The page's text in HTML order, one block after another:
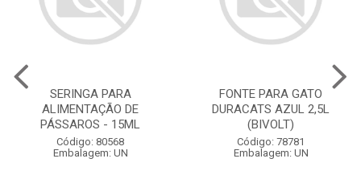
SERINGA PARA
ALIMENTAÇÃO DE
PÁSSAROS - 15ML
Código: 80568
Embalagem: UN
FONTE PARA GATO
DURACATS AZUL 2,5L
(BIVOLT)
Código: 78781
Embalagem: UN